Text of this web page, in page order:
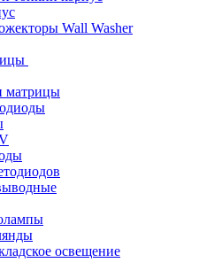
Wall Washer
матрицы
освещение